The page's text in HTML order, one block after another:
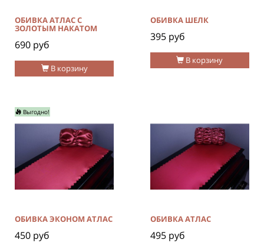
В корзину
ОБИВКА АТЛАС C
ЗОЛОТЫМ НАКАТОМ
690 руб
В корзину
ОБИВКА ШЕЛК
395 руб
Выгодно!
ОБИВКА ЭКОНОМ АТЛАС
450 руб
ОБИВКА АТЛАС
495 руб